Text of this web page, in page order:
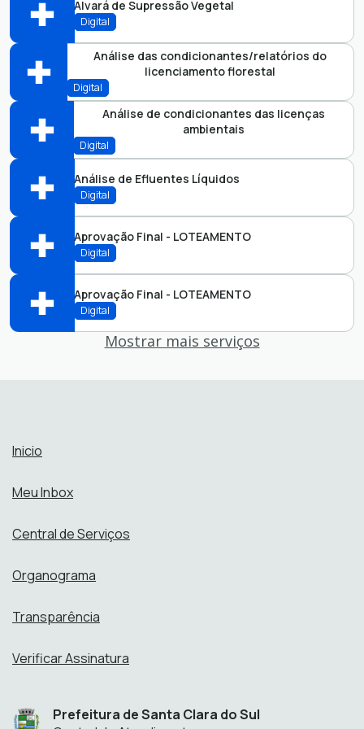
Abrir online > Via protocolo 1Doc
Perfis:
Alvará de Supressão Vegetal
Digital
Abrir online > Via protocolo 1Doc
Análise das condicionantes/relatórios do
licenciamento florestal
Digital
Abrir online > Via protocolo 1Doc
Análise de condicionantes das licenças
ambientais
Digital
Abrir online > Via protocolo 1Doc
Análise de Efluentes Líquidos
Digital
Abrir online > Via protocolo 1Doc
Aprovação Final - LOTEAMENTO
Digital
Abrir online > Via protocolo 1Doc
Aprovação Final - LOTEAMENTO
Digital
Mostrar mais serviços
Inicio
Meu Inbox
Central de Serviços
Organograma
Transparência
Verificar Assinatura
Prefeitura de Santa Clara do Sul